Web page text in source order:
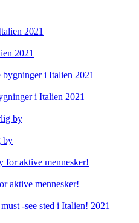
2021
i Italien 2021
by
aktive mennesker!